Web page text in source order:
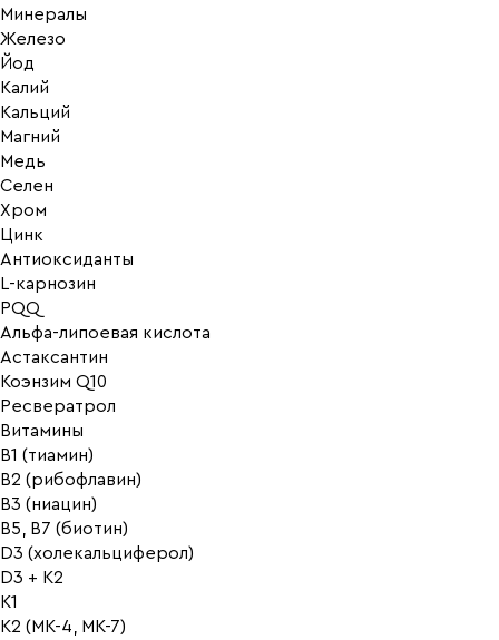
Минералы
Железо
Йод
Калий
Кальций
Магний
Медь
Селен
Хром
Цинк
Антиоксиданты
L-карнозин
PQQ
Альфа-липоевая кислота
Астаксантин
Коэнзим Q10
Ресвератрол
Витамины
B1 (тиамин)
B2 (рибофлавин)
B3 (ниацин)
B5, B7 (биотин)
D3 (холекальциферол)
D3 + K2
K1
K2 (MK-4, MK-7)